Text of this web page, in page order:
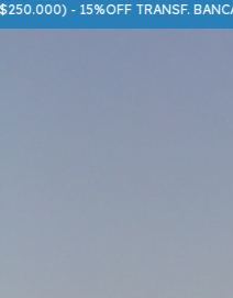
- 15%OFF TRANSF. BANCARIA